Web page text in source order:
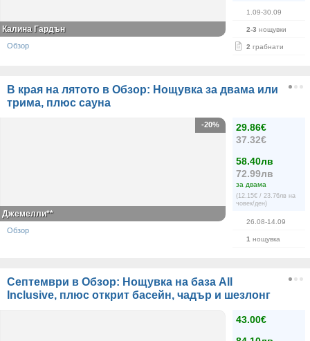
1.09-30.09
2-3 нощувки
2 грабнати
Калина Гардън
Обзор
В края на лятото в Обзор: Нощувка за двама или
трима, плюс сауна
29.86€
37.32€
58.40лв
72.99лв
за двама
(12.15€ / 23.76лв на
човек/ден)
26.08-14.09
1 нощувка
-20%
Джемелли**
Обзор
Септември в Обзор: Нощувка на база All
Inclusive, плюс открит басейн, чадър и шезлонг
43.00€